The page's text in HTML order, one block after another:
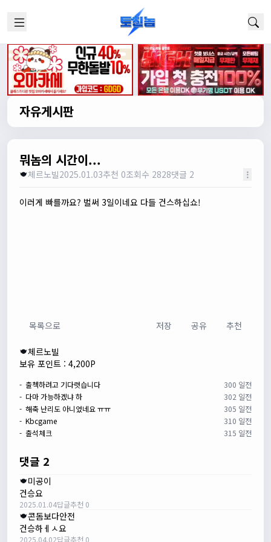
자유게시판
뭐놈의 시간이...
체르노빌2025.01.03추천 0조회수 2828댓글 2
이러게 빠를까요? 벌써 3일이네요 다들 건스하십쇼!
목록으로 저장 공유 추천
체르노빌
보유 포인트 : 4,200P
- 출첵하려고 기다렷습니다
300 일전
- 다마 가능하겠냐 하
302 일전
- 해축 난리도 아니었네요 ㅠㅠ
305 일전
- Kbcgame
310 일전
- 출석체크
315 일전
댓글 2
미공이
건승요
2025.01.04답글추천 0
콘돔보다안전
건승하ㅔㅅ요
2025.04.02답글추천 0